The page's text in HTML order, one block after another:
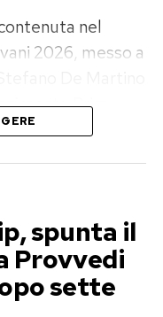
nel
2026, messo a
Prime
pubblicato
un solo
il premio
spunta il
Provvedi
sette